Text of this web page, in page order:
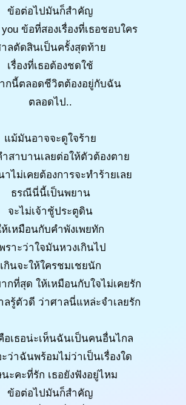
ข้อต่อไปมันก็สำคัญ
you ข้อที่สองเรื่องที่เธอชอบใคร
ลตัดสินเป็นครั้งสุดท้าย
เรื่องที่เธอต้องชดใช้
กนี้ตลอดชีวิตต้องอยู่กับฉัน
ตลอดไป..
แม้มันอาจจะดูใจร้าย
สาบานเลยต่อให้ตัวต้องตาย
าไม่เคยต้องการจะทำร้ายเลย
ธรณีนี่นี้เป็นพยาน
จะไม่เจ้าชู้ประตูดิน
ห้เหมือนกับคำพังเพยทัก
ราะว่าใจมันหวงเกินไป
เกินจะให้ใครชมเชยนัก
กที่สุด ให้เหมือนกับใจไม่เคยรัก
ลรู้ตัวดี ว่าศาลนี่แหล่ะจำเลยรัก
อเธอน่ะเห็นฉันเป็นคนอื่นไกล
ะว่าฉันพร้อมไม่ว่าเป็นเรื่องใด
ะคะที่รัก เธอยังฟังอยู่ไหม
ข้อต่อไปมันก็สำคัญ